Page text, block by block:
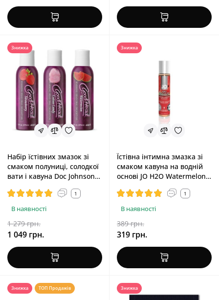
Знижка
Набір їстівних змазок зі
смаком полуниці, солодкої
вати і кавуна Doc Johnson
Pack, 2 fl. oz.
1
В наявності
1 279 грн.
1 049 грн.
Знижка
Їстівна інтимна змазка зі
смаком кавуна на водній
основі JO H2O Watermelon,
1
В наявності
389 грн.
319 грн.
Знижка ТОП Продажів Знижка